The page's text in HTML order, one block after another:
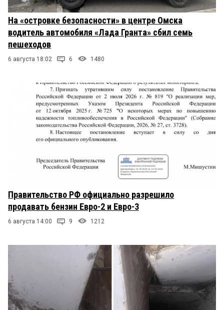
На «островке безопасности» в центре Омска
водитель автомобиля «Лада Гранта» сбил семь
пешеходов
6 августа 18:02 6 1480
Правительство РФ официально разрешило
продавать бензин Евро-2 и Евро-3
6 августа 14:00 9 1212